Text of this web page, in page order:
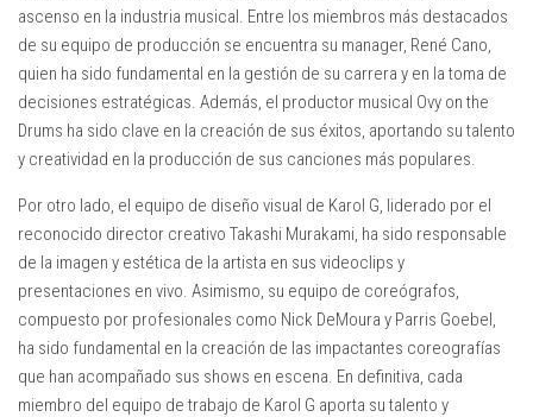
ascenso en la industria musical. Entre los miembros más destacados
de su equipo de producción se encuentra su manager, René Cano,
quien ha sido fundamental en la gestión de su carrera y en la toma de
decisiones estratégicas. Además, el productor musical Ovy on the
Drums ha sido clave en la creación de sus éxitos, aportando su talento
y creatividad en la producción de sus canciones más populares.
Por otro lado, el equipo de diseño visual de Karol G, liderado por el
reconocido director creativo Takashi Murakami, ha sido responsable
de la imagen y estética de la artista en sus videoclips y
presentaciones en vivo. Asimismo, su equipo de coreógrafos,
compuesto por profesionales como Nick DeMoura y Parris Goebel,
ha sido fundamental en la creación de las impactantes coreografías
que han acompañado sus shows en escena. En definitiva, cada
miembro del equipo de trabajo de Karol G aporta su talento y